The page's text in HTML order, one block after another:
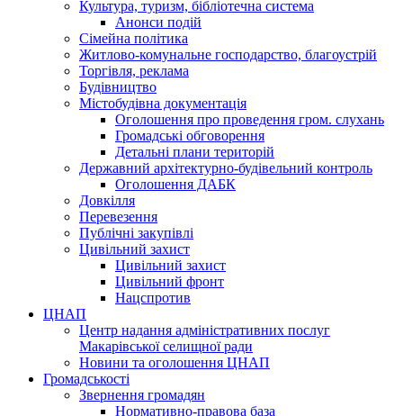
Культура, туризм, бібліотечна система
Анонси подій
Сімейна політика
Житлово-комунальне господарство, благоустрій
Торгівля, реклама
Будівництво
Містобудівна документація
Оголошення про проведення гром. слухань
Громадські обговорення
Детальні плани територій
Державний архітектурно-будівельний контроль
Оголошення ДАБК
Довкілля
Перевезення
Публічні закупівлі
Цивільний захист
Цивільний захист
Цивільний фронт
Нацспротив
ЦНАП
Центр надання адміністративних послуг
Макарівської селищної ради
Новини та оголошення ЦНАП
Громадськості
Звернення громадян
Нормативно-правова база